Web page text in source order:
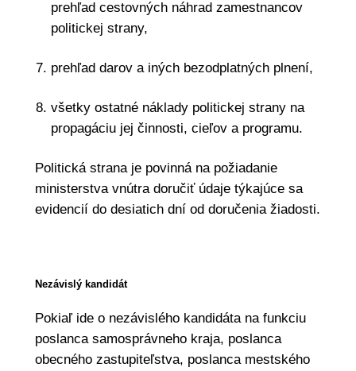
prehľad cestovných náhrad zamestnancov
politickej strany,
prehľad darov a iných bezodplatných plnení,
všetky ostatné náklady politickej strany na
propagáciu jej činnosti, cieľov a programu.
Politická strana je povinná na požiadanie
ministerstva vnútra doručiť údaje týkajúce sa
evidencií do desiatich dní od doručenia žiadosti.
Nezávislý kandidát
Pokiaľ ide o nezávislého kandidáta na funkciu
poslanca samosprávneho kraja, poslanca
obecného zastupiteľstva, poslanca mestského